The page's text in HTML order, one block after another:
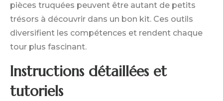
pièces truquées peuvent être autant de petits
trésors à découvrir dans un bon kit. Ces outils
diversifient les compétences et rendent chaque
tour plus fascinant.
Instructions détaillées et
tutoriels